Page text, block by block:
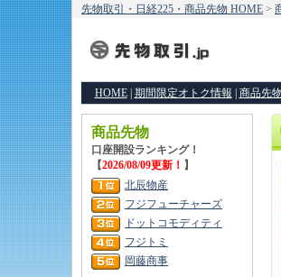
先物取引・日経225・商品先物 HOME >
HOME| 期間限定オトク情報 商品先
商品先物
口座開設ランキング！
【2026/08/09更新！ 】
北辰物産
フジフューチャーズ
ドットコモディティ
フジトミ
岡藤商事